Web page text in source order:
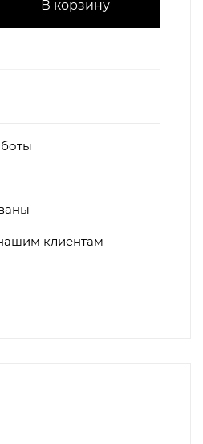
В корзину
клиентам